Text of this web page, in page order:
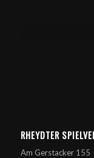
RHEYDTER
Am Gerstacker 155